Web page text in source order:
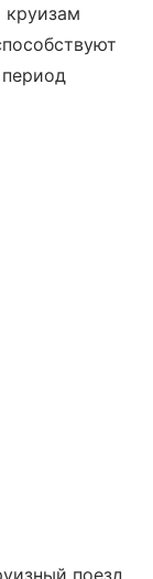
поезд.